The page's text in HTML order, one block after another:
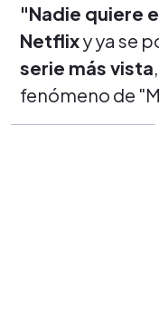
"Nadie quiere
Netflixy ya se
serie más vista
fenómeno de